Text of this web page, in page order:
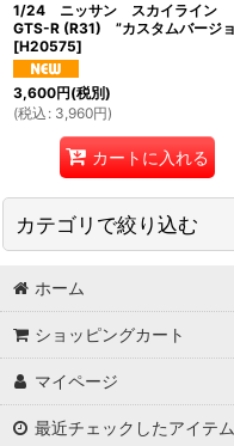
1/24 ニッサン スカイライン
GTS-R (R31) ”カスタムバージ
[H20575]
3,600円(税別)
(税込 : 3,960円)
カートに入れる
カテゴリで絞り込む
自動車 (全商品)
タミヤ 1/24スケール
タミヤ その他のスケール
ホーム
ショッピングカート
マイページ
最近チェックしたアイテム